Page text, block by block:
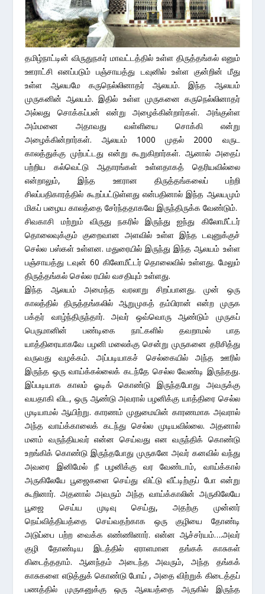
தமிழ்நாட்டின் விருதுநகர் மாவட்டத்தில் உள்ள திருத்தங்கல் எனும்
ஊராட்சி எனப்படும் பஞ்சாயத்து டவுனில் உள்ள குன்றின் மீது
உள்ள ஆலயமே கருநெல்லினாதர் ஆலயம். இந்த ஆலயம்
முருகனின் ஆலயம். இதில் உள்ள முருகனை கருநெல்லினாதர்
அல்லது சொக்கப்பன் என்று அழைக்கின்றார்கள். அங்குள்ள
அம்மனை அதாவது வள்ளியை சொக்கி என்று
அழைக்கின்றார்கள். ஆலயம் 1000 முதல் 2000 வருட
காலத்துக்கு முற்பட்டது என்று கூறுகிறார்கள். ஆனால் அதைப்
பற்றிய கல்வெட்டு ஆதாரங்கள் உள்ளதாகத் தெரியவில்லை
என்றாலும், இந்த ஊரான திருத்தங்கலைப் பற்றி
சிலப்பதிகாரத்தில் கூறப்பட்டுள்ளது என்பதினால் இந்த ஆலயமும்
மிகப் பழைய காலத்தை சேர்ந்ததாகவே இருந்திருக்க வேண்டும்.
சிவகாசி மற்றும் விருது நகரில் இருந்து ஐந்து கிலோமீட்டர்
தொலைவுக்கும் குறைவான அளவில் உள்ள இந்த டவுனுக்குச்
செல்ல பஸ்கள் உள்ளன. மதுரையில் இருந்து இந்த ஆலயம் உள்ள
பஞ்சாயத்து டவுன் 60 கிலோமீட்டர் தொலைவில் உள்ளது. மேலும்
திருத்தங்கல் செல்ல ரயில் வசதியும் உள்ளது.
இந்த ஆலயம் அமைந்த வரலாறு சிறப்பானது. முன் ஒரு
காலத்தில் திருத்தங்கலில் ஆறுமுகத் தம்பிரான் என்ற முருக
பக்தர் வாழ்ந்திருந்தார். அவர் ஒவ்வொரு ஆண்டும் முருகப்
பெருமானின் பண்டிகை நாட்களில் தவறாமல் பாத
யாத்திரையாகவே பழனி மலைக்கு சென்று முருகனை தரிசித்து
வருவது வழக்கம். அப்படியாகச் செல்கையில் அந்த ஊரில்
இருந்த ஒரு வாய்க்கல்லைக் கடந்தே செல்ல வேண்டி இருந்தது.
இப்படியாக காலம் ஓடிக் கொண்டு இருந்தபோது அவருக்கு
வயதாகி விட, ஒரு ஆண்டு அவரால் பழனிக்கு யாத்திரை செல்ல
முடியாமல் ஆயிற்று. காரணம் முதுமையின் காரணமாக அவரால்
அந்த வாய்க்காலைக் கடந்து செல்ல முடியவில்லை. அதனால்
மனம் வருந்தியவர் என்ன செய்வது என வருந்திக் கொண்டு
உறங்கிக் கொண்டு இருந்தபோது முருகனே அவர் கனவில் வந்து
அவரை இனிமேல் நீ பழனிக்கு வர வேண்டாம், வாய்க்கால்
அருகிலேயே பூஜைகளை செய்து விட்டு வீட்டிற்குப் போ என்று
கூறினார். அதனால் அவரும் அந்த வாய்க்காலின் அருகிலேயே
பூஜை செய்ய முடிவு செய்து, அதற்கு முன்னர்
நெய்வித்தியத்தை செய்வதற்காக ஒரு குழியை தோண்டி
அடுப்பை பற்ற வைக்க எண்ணினார். என்ன ஆச்சர்யம்….அவர்
குழி தோண்டிய இடத்தில் ஏராளமான தங்கக் காசுகள்
கிடைத்ததாம். ஆனந்தம் அடைந்த அவரும், அந்த தங்கக்
காசுகளை எடுத்துக் கொண்டு போய் , அதை விற்றுக் கிடைத்தப்
பணத்தில் முருகனுக்கு ஒரு ஆலயத்தை அருகில் இருந்த